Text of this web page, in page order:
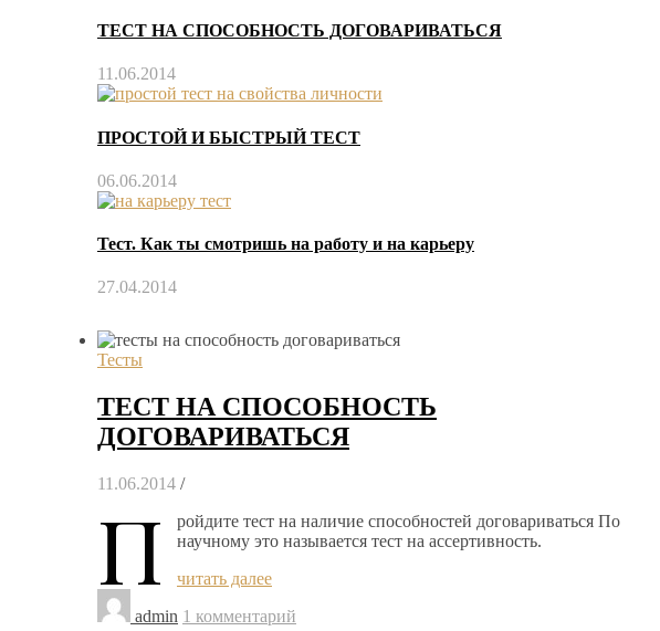
ТЕСТ НА СПОСОБНОСТЬ ДОГОВАРИВАТЬСЯ
11.06.2014
ПРОСТОЙ И БЫСТРЫЙ ТЕСТ
06.06.2014
Тест. Как ты смотришь на работу и на карьеру
27.04.2014
Тесты
ТЕСТ НА СПОСОБНОСТЬ
ДОГОВАРИВАТЬСЯ
11.06.2014 /
П
ройдите тест на наличие способностей договариваться По
научному это называется тест на ассертивность.
читать далее
admin 1 комментарий